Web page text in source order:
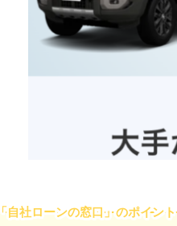
自社ローンの窓口」のポイント